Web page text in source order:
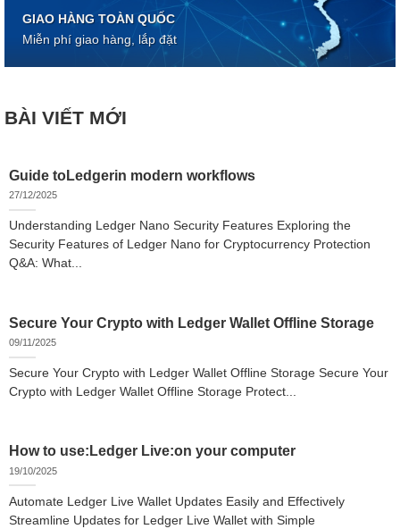
GIAO HÀNG TOÀN QUỐC
Miễn phí giao hàng, lắp đặt
BÀI VIẾT MỚI
Guide toLedgerin modern workflows
27/12/2025
Understanding Ledger Nano Security Features Exploring the
Security Features of Ledger Nano for Cryptocurrency Protection
Q&A: What...
Secure Your Crypto with Ledger Wallet Offline Storage
09/11/2025
Secure Your Crypto with Ledger Wallet Offline Storage Secure Your
Crypto with Ledger Wallet Offline Storage Protect...
How to use:Ledger Live:on your computer
19/10/2025
Automate Ledger Live Wallet Updates Easily and Effectively
Streamline Updates for Ledger Live Wallet with Simple